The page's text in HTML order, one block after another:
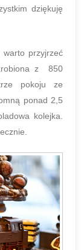
dziękuję
przyjrzeć
z 850
pokoju ze
ponad 2,5
kolejka.